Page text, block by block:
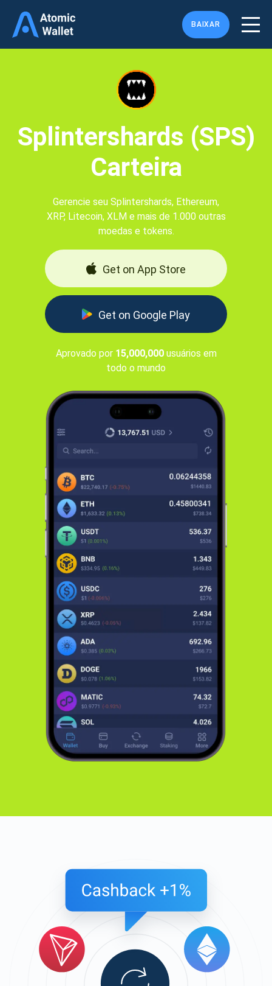
BAIXAR
Splintershards (SPS)
Carteira
Gerencie seu Splintershards, Ethereum,
XRP, Litecoin, XLM e mais de 1.000 outras
moedas e tokens.
Get on App Store
Get on Google Play
Aprovado por 15,000,000usuários em
todo o mundo